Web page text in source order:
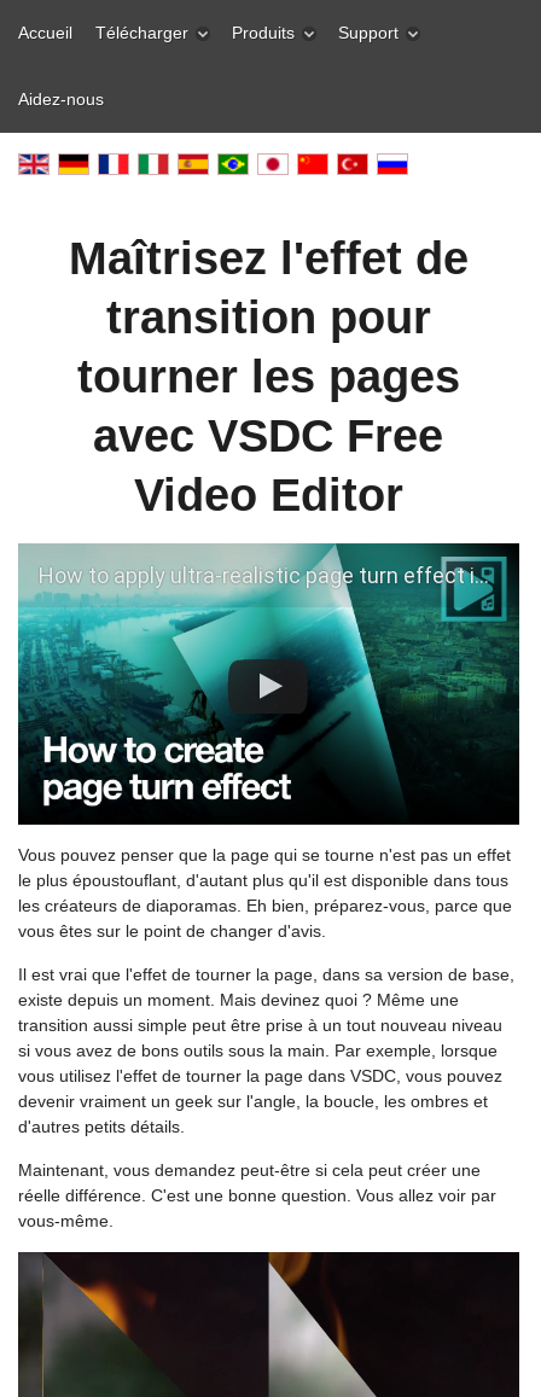
Accueil Télécharger Produits Support
Aidez-nous
Maîtrisez l'effet de
transition pour
tourner les pages
avec VSDC Free
Video Editor
How to apply ultra-realistic page turn effect in VSDC (FOR FREE)
Vous pouvez penser que la page qui se tourne n'est pas un effet
le plus époustouflant, d'autant plus qu'il est disponible dans tous
les créateurs de diaporamas. Eh bien, préparez-vous, parce que
vous êtes sur le point de changer d'avis.
Il est vrai que l'effet de tourner la page, dans sa version de base,
existe depuis un moment. Mais devinez quoi ? Même une
transition aussi simple peut être prise à un tout nouveau niveau
si vous avez de bons outils sous la main. Par exemple, lorsque
vous utilisez l'effet de tourner la page dans VSDC, vous pouvez
devenir vraiment un geek sur l'angle, la boucle, les ombres et
d'autres petits détails.
Maintenant, vous demandez peut-être si cela peut créer une
réelle différence. C'est une bonne question. Vous allez voir par
vous-même.